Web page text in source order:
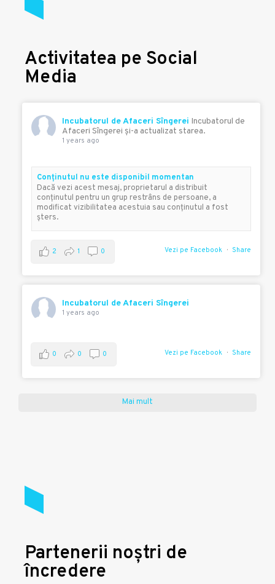
Activitatea pe Social
Media
Incubatorul de Afaceri Sîngerei Incubatorul de
Afaceri Sîngerei şi-a actualizat starea.
1 years ago
Conţinutul nu este disponibil momentan
Dacă vezi acest mesaj, proprietarul a distribuit
conţinutul pentru un grup restrâns de persoane, a
modificat vizibilitatea acestuia sau conţinutul a fost
şters.
Vezi pe Facebook Share
2 1 0
Incubatorul de Afaceri Sîngerei
1 years ago
Vezi pe Facebook Share
0 0 0
Mai mult
Partenerii noștri de
încredere